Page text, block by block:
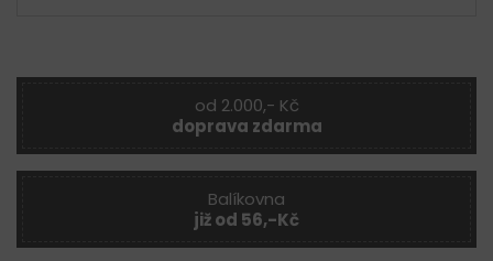
od 2.000,- Kč
doprava zdarma
Balíkovna
již od 56,-Kč